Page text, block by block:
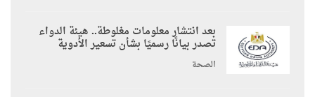
بعد انتشار معلومات مغلوطة.. هيئة الدواء
تصدر بيانًا رسميًا بشأن تسعير الأدوية
الصحة